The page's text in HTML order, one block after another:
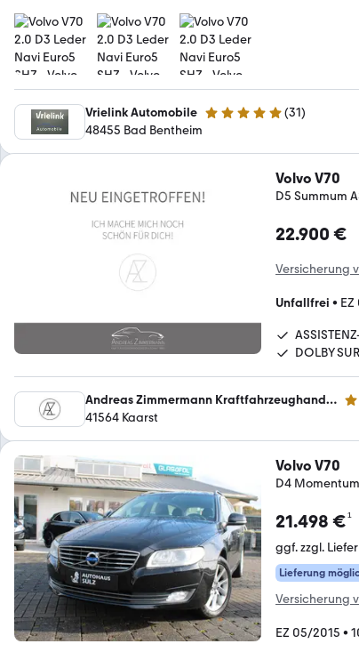
Vrielink Automobile 5 Sterne (31)
48455 Bad Bentheim
Volvo V70
D5 Summum
22.900 €
Versicherung
Unfallfrei •
DOLBY
Andreas Zimmermann Kraftfahrzeughandelsgesellschaft mbH
41564 Kaarst
Volvo V70
D4
21.498 €¹
ggf. zzgl.
Lieferung
Versicherung
EZ 05/2015 •